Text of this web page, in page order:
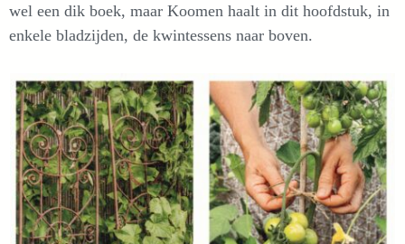
wel een dik boek, maar Koomen haalt in dit hoofdstuk, in
enkele bladzijden, de kwintessens naar boven.